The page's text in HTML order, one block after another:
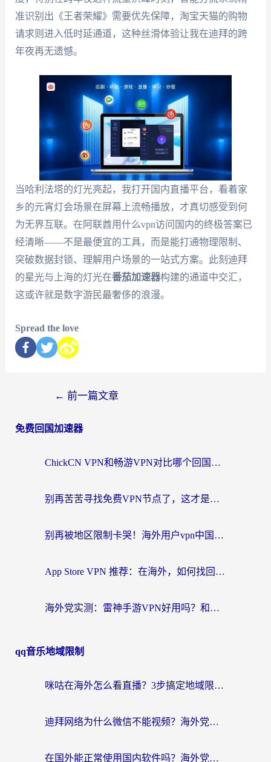
准识别出《王者荣耀》需要优先保障，淘宝天猫的购物
请求则进入低时延通道，这种丝滑体验让我在迪拜的跨
年夜再无遗憾。
当哈利法塔的灯光亮起，我打开国内直播平台，看着家
乡的元宵灯会场景在屏幕上流畅播放，才真切感受到何
为无界互联。在阿联酋用什么vpn访问国内的终极答案已
经清晰——不是最便宜的工具，而是能打通物理限制、
突破数据封锁、理解用户场景的一站式方案。此刻迪拜
的星光与上海的灯光在番茄加速器构建的通道中交汇，
这或许就是数字游民最奢侈的浪漫。
Spread the love
← 前一篇文章
免费回国加速器
ChickCN VPN和畅游VPN对比哪个回国效果更好？海外党必看的回国加速器选择指南
别再苦苦寻找免费VPN节点了，这才是海外访问国内资源的正确姿势
别再被地区限制卡哭！海外用户vpn中国下载全攻略，无缝刷剧办公社交
App Store VPN 推荐：在海外，如何找回那扇回家的“任意门”？
海外党实测：雷神手游VPN好用吗？和闪电VPN对比哪个回国效果更好？附小众工具深度测评
qq音乐地域限制
咪咕在海外怎么看直播？3步搞定地域限制，还能畅看腾讯视频与国内热剧
迪拜网络为什么微信不能视频？海外党必看的回国加速全攻略
在国外能正常使用国内软件吗？海外党亲测有效的无缝访问指南